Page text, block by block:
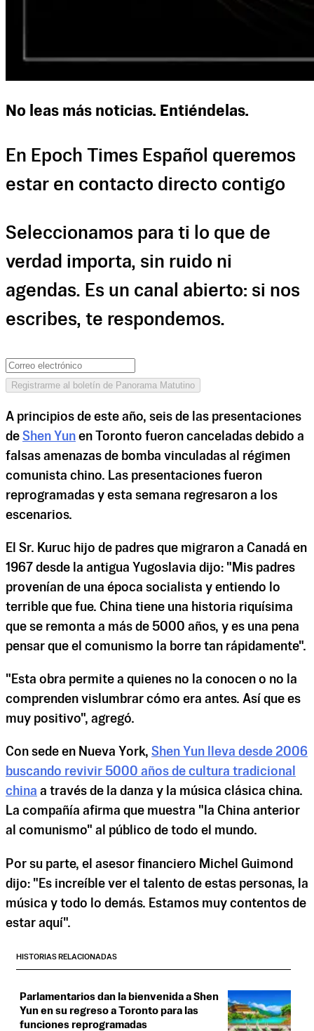
No leas más noticias. Entiéndelas.
En Epoch Times Español queremos
estar en contacto directo contigo
Seleccionamos para ti lo que de
verdad importa, sin ruido ni
agendas. Es un canal abierto: si nos
escribes, te respondemos.
Registrarme al boletín de Panorama Matutino
A principios de este año, seis de las presentaciones
de Shen Yun en Toronto fueron canceladas debido a
falsas amenazas de bomba vinculadas al régimen
comunista chino. Las presentaciones fueron
reprogramadas y esta semana regresaron a los
escenarios.
El Sr. Kuruc hijo de padres que migraron a Canadá en
1967 desde la antigua Yugoslavia dijo: "Mis padres
provenían de una época socialista y entiendo lo
terrible que fue. China tiene una historia riquísima
que se remonta a más de 5000 años, y es una pena
pensar que el comunismo la borre tan rápidamente".
"Esta obra permite a quienes no la conocen o no la
comprenden vislumbrar cómo era antes. Así que es
muy positivo", agregó.
Con sede en Nueva York, Shen Yun lleva desde 2006
buscando revivir 5000 años de cultura tradicional
china a través de la danza y la música clásica china.
La compañía afirma que muestra "la China anterior
al comunismo" al público de todo el mundo.
Por su parte, el asesor financiero Michel Guimond
dijo: "Es increíble ver el talento de estas personas, la
música y todo lo demás. Estamos muy contentos de
estar aquí".
HISTORIAS RELACIONADAS
Parlamentarios dan la bienvenida a Shen
Yun en su regreso a Toronto para las
funciones reprogramadas